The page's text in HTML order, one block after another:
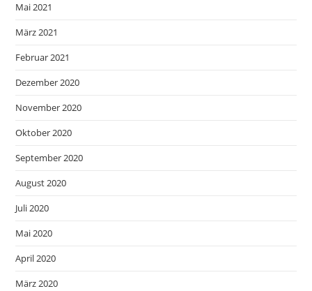
Mai 2021
März 2021
Februar 2021
Dezember 2020
November 2020
Oktober 2020
September 2020
August 2020
Juli 2020
Mai 2020
April 2020
März 2020